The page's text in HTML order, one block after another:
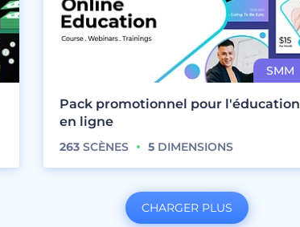
Pack promotionnel pour l'éducation
en ligne
263 SCÈNES 5 DIMENSIONS
CHARGER PLUS